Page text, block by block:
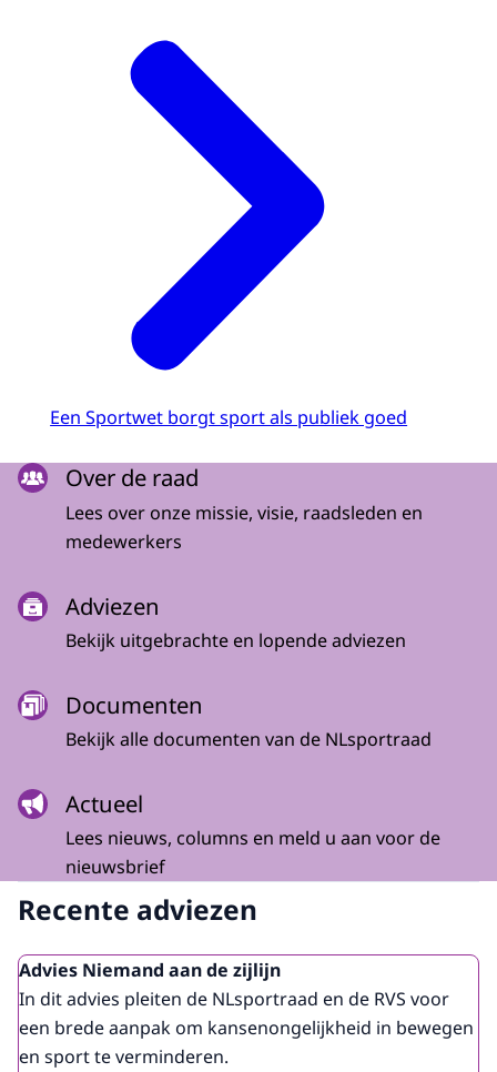
Een Sportwet borgt sport als publiek goed
MenuOver de raad
Lees over onze missie, visie, raadsleden en
medewerkers
Adviezen
Bekijk uitgebrachte en lopende adviezen
Documenten
Bekijk alle documenten van de NLsportraad
Actueel
Lees nieuws, columns en meld u aan voor de
nieuwsbrief
Recente adviezen
Advies Niemand aan de zijlijn
In dit advies pleiten de NLsportraad en de RVS voor
een brede aanpak om kansenongelijkheid in bewegen
en sport te verminderen.